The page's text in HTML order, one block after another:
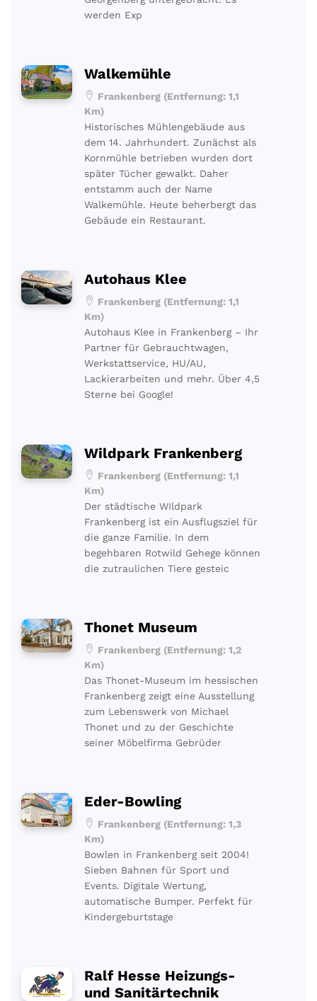
werden Exp
Walkemühle
Frankenberg (Entfernung: 1,1
Km)
Historisches Mühlengebäude aus
dem 14. Jahrhundert. Zunächst als
Kornmühle betrieben wurden dort
später Tücher gewalkt. Daher
entstamm auch der Name
Walkemühle. Heute beherbergt das
Gebäude ein Restaurant.
Autohaus Klee
Frankenberg (Entfernung: 1,1
Km)
Autohaus Klee in Frankenberg – Ihr
Partner für Gebrauchtwagen,
Werkstattservice, HU/AU,
Lackierarbeiten und mehr. Über 4,5
Sterne bei Google!
Wildpark Frankenberg
Frankenberg (Entfernung: 1,1
Km)
Der städtische WIldpark
Frankenberg ist ein Ausflugsziel für
die ganze Familie. In dem
begehbaren Rotwild Gehege können
die zutraulichen Tiere gesteic
Thonet Museum
Frankenberg (Entfernung: 1,2
Km)
Das Thonet-Museum im hessischen
Frankenberg zeigt eine Ausstellung
zum Lebenswerk von Michael
Thonet und zu der Geschichte
seiner Möbelfirma Gebrüder
Eder-Bowling
Frankenberg (Entfernung: 1,3
Km)
Bowlen in Frankenberg seit 2004!
Sieben Bahnen für Sport und
Events. Digitale Wertung,
automatische Bumper. Perfekt für
Kindergeburtstage
Ralf Hesse Heizungs-
und Sanitärtechnik